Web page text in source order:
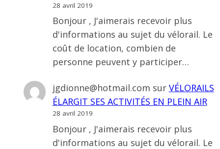
28 avril 2019
Bonjour , J'aimerais recevoir plus
d'informations au sujet du vélorail. Le
coût de location, combien de
personne peuvent y participer…
jgdionne@hotmail.com sur VÉLORAILS
ÉLARGIT SES ACTIVITÉS EN PLEIN AIR
28 avril 2019
Bonjour , J'aimerais recevoir plus
d'informations au sujet du vélorail. Le